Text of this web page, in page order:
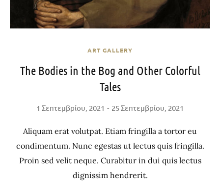
ART GALLERY
The Bodies in the Bog and Other Colorful
Tales
1 Σεπτεμβρίου, 2021 25 Σεπτεμβρίου, 2021
Aliquam erat volutpat. Etiam fringilla a tortor eu
condimentum. Nunc egestas ut lectus quis fringilla.
Proin sed velit neque. Curabitur in dui quis lectus
dignissim hendrerit.